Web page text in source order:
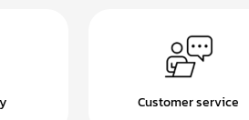
Customer service